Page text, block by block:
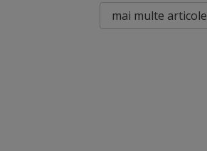
mai multe articole